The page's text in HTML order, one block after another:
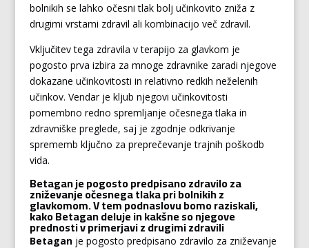
bolnikih se lahko očesni tlak bolj učinkovito zniža z
drugimi vrstami zdravil ali kombinacijo več zdravil.
Vključitev tega zdravila v terapijo za glavkom je
pogosto prva izbira za mnoge zdravnike zaradi njegove
dokazane učinkovitosti in relativno redkih neželenih
učinkov. Vendar je kljub njegovi učinkovitosti
pomembno redno spremljanje očesnega tlaka in
zdravniške preglede, saj je zgodnje odkrivanje
sprememb ključno za preprečevanje trajnih poškodb
vida.
Betagan je pogosto predpisano zdravilo za
zniževanje očesnega tlaka pri bolnikih z
glavkomom. V tem podnaslovu bomo raziskali,
kako Betagan deluje in kakšne so njegove
prednosti v primerjavi z drugimi zdravili
Betaganje pogosto predpisano zdravilo za zniževanje